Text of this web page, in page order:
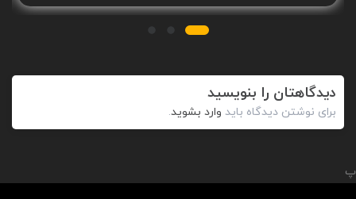
دیدگاهتان را بنویسید
برای نوشتن دیدگاه باید وارد بشوید.
پ